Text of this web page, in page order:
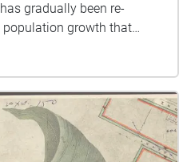
gradually been re-
population growth that
development of the area.
researched and collected
in a wetland such
of the settlement, before
She invites Sébastien